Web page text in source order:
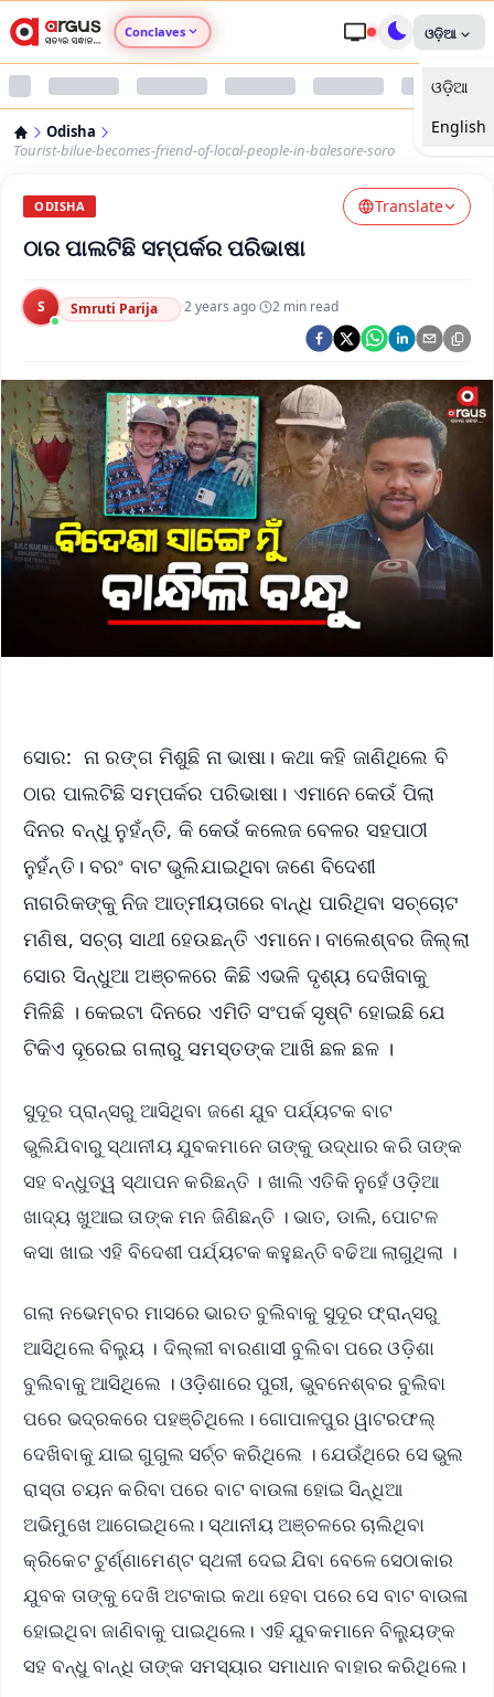
Conclaves
Argus Nari Shakti
Argus Health Connect
Argus Swaad Odisha
Argus Chalo Dekhein Apna Desh
ଓଡ଼ିଆ
ଓଡ଼ିଆ
English
Odisha
Tourist-bilue-becomes-friend-of-local-people-in-balesore-soro
ODISHA Translate
ଠାର ପାଲଟିଛି ସମ୍ପର୍କର ପରିଭାଷା
S Smruti Parija ·2 years ago· 2 min read
ସୋର: ନା ରଙ୍ଗ ମିଶୁଛି ନା ଭାଷା। କଥା କହି ଜାଣିଥିଲେ ବି
ଠାର ପାଲଟିଛି ସମ୍ପର୍କର ପରିଭାଷା। ଏମାନେ କେଉଁ ପିଲା
ଦିନର ବନ୍ଧୁ ନୁହଁନ୍ତି, କି କେଉଁ କଲେଜ ବେଳର ସହପାଠୀ
ନୁହଁନ୍ତି। ବରଂ ବାଟ ଭୁଲିଯାଇଥିବା ଜଣେ ବିଦେଶୀ
ନାଗରିକଙ୍କୁ ନିଜ ଆତ୍ମୀୟତାରେ ବାନ୍ଧି ପାରିଥିବା ସଚ୍ଚୋଟ
ମଣିଷ, ସଚ୍ଚା ସାଥୀ ହେଉଛନ୍ତି ଏମାନେ। ବାଲେଶ୍ବର ଜିଲ୍ଲା
ସୋର ସିନ୍ଧୁଆ ଅଞ୍ଚଳରେ କିଛି ଏଭଳି ଦୃଶ୍ୟ ଦେଖିବାକୁ
ମିଳିଛି । କେଇଟା ଦିନରେ ଏମିତି ସଂପର୍କ ସୃଷ୍ଟି ହୋଇଛି ଯେ
ଟିକିଏ ଦୂରେଇ ଗଲାରୁ ସମସ୍ତଙ୍କ ଆଖି ଛଳ ଛଳ ।
ସୁଦୂର ପ୍ରାନ୍ସରୁ ଆସିଥିବା ଜଣେ ଯୁବ ପର୍ଯ୍ୟଟକ ବାଟ
ଭୁଲିଯିବାରୁ ସ୍ଥାନୀୟ ଯୁବକମାନେ ତାଙ୍କୁ ଉଦ୍ଧାର କରି ତାଙ୍କ
ସହ ବନ୍ଧୁତ୍ୱ ସ୍ଥାପନ କରିଛନ୍ତି । ଖାଲି ଏତିକି ନୁହେଁ ଓଡ଼ିଆ
ଖାଦ୍ୟ ଖୁଆଇ ତାଙ୍କ ମନ ଜିଣିଛନ୍ତି । ଭାତ, ଡାଲି, ପୋଟଳ
କସା ଖାଇ ଏହି ବିଦେଶୀ ପର୍ଯ୍ୟଟକ କହୁଛନ୍ତି ବଢିଆ ଲାଗୁଥିଲା ।
ଗଲା ନଭେମ୍ବର ମାସରେ ଭାରତ ବୁଲିବାକୁ ସୁଦୂର ଫ୍ରାନ୍ସରୁ
ଆସିଥିଲେ ବିଲ୍ୟୁ । ଦିଲ୍ଲୀ ବାରଣାସୀ ବୁଲିବା ପରେ ଓଡ଼ିଶା
ବୁଲିବାକୁ ଆସିଥିଲେ । ଓଡ଼ିଶାରେ ପୁରୀ, ଭୁବନେଶ୍ବର ବୁଲିବା
ପରେ ଭଦ୍ରକରେ ପହଞ୍ଚିଥିଲେ। ଗୋପାଳପୁର ୱାଟରଫଲ୍
ଦେଖିବାକୁ ଯାଇ ଗୁଗୁଲ ସର୍ଚ୍ଚ କରିଥିଲେ । ଯେଉଁଥିରେ ସେ ଭୁଲ
ରାସ୍ତା ଚୟନ କରିବା ପରେ ବାଟ ବାଉଳା ହୋଇ ସିନ୍ଧିଆ
ଅଭିମୁଖେ ଆଗେଇଥିଲେ। ସ୍ଥାନୀୟ ଅଞ୍ଚଳରେ ଚାଲିଥିବା
କ୍ରିକେଟ ଟୁର୍ଣ୍ଣାମେଣ୍ଟ ସ୍ଥଳୀ ଦେଇ ଯିବା ବେଳେ ସେଠାକାର
ଯୁବକ ତାଙ୍କୁ ଦେଖି ଅଟକାଇ କଥା ହେବା ପରେ ସେ ବାଟ ବାଉଳା
ହୋଇଥିବା ଜାଣିବାକୁ ପାଇଥିଲେ। ଏହି ଯୁବକମାନେ ବିଲ୍ୟୁଙ୍କ
ସହ ବନ୍ଧୁ ବାନ୍ଧି ତାଙ୍କ ସମସ୍ୟାର ସମାଧାନ ବାହାର କରିଥିଲେ।